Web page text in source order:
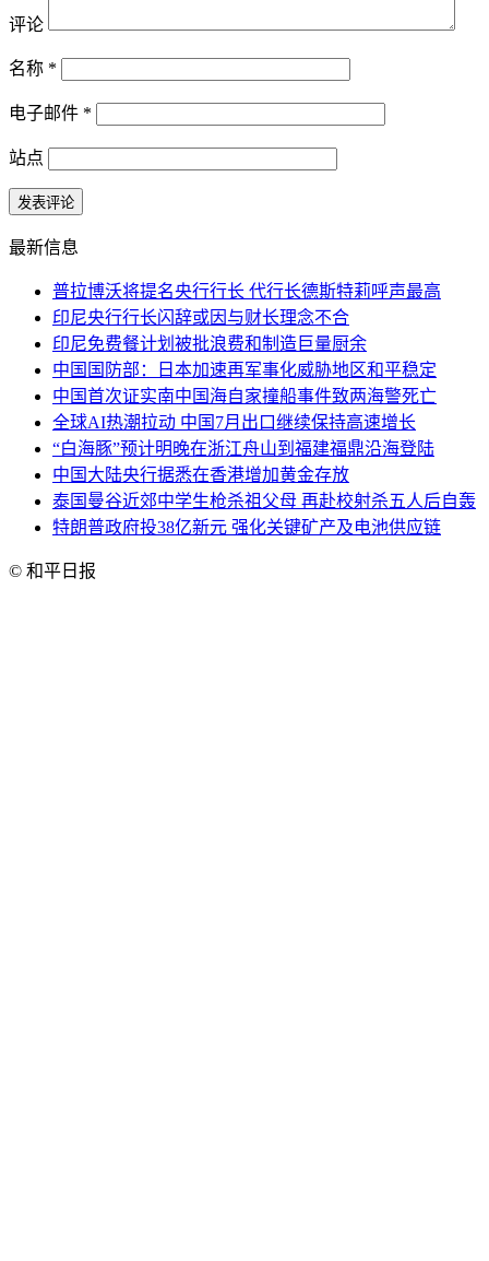
评论
名称 *
电子邮件 *
站点
最新信息
普拉博沃将提名央行行长 代行长德斯特莉呼声最高
印尼央行行长闪辞或因与财长理念不合
印尼免费餐计划被批浪费和制造巨量厨余
中国国防部：日本加速再军事化威胁地区和平稳定
中国首次证实南中国海自家撞船事件致两海警死亡
全球AI热潮拉动 中国7月出口继续保持高速增长
“白海豚”预计明晚在浙江舟山到福建福鼎沿海登陆
中国大陆央行据悉在香港增加黄金存放
泰国曼谷近郊中学生枪杀祖父母 再赴校射杀五人后自轰
特朗普政府投38亿新元 强化关键矿产及电池供应链
© 和平日报